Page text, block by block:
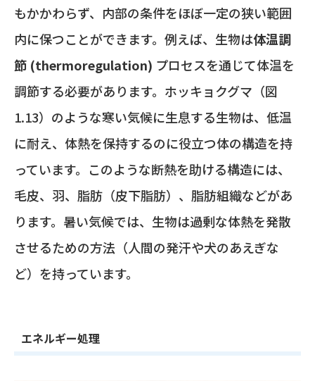
もかかわらず、内部の条件をほぼ一定の狭い範囲
内に保つことができます。例えば、生物は体温調
節 (thermoregulation) プロセスを通じて体温を
調節する必要があります。ホッキョクグマ（図
1.13）のような寒い気候に生息する生物は、低温
に耐え、体熱を保持するのに役立つ体の構造を持
っています。このような断熱を助ける構造には、
毛皮、羽、脂肪（皮下脂肪）、脂肪組織などがあ
ります。暑い気候では、生物は過剰な体熱を発散
させるための方法（人間の発汗や犬のあえぎな
ど）を持っています。
エネルギー処理